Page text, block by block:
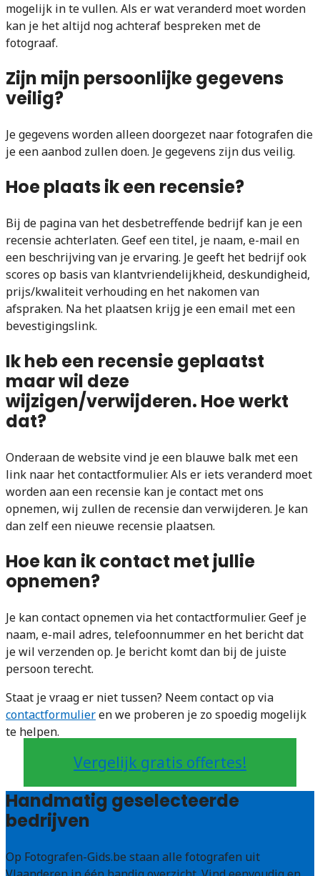
mogelijk in te vullen. Als er wat veranderd moet worden
kan je het altijd nog achteraf bespreken met de
fotograaf.
Zijn mijn persoonlijke gegevens
veilig?
Je gegevens worden alleen doorgezet naar fotografen die
je een aanbod zullen doen. Je gegevens zijn dus veilig.
Hoe plaats ik een recensie?
Bij de pagina van het desbetreffende bedrijf kan je een
recensie achterlaten. Geef een titel, je naam, e-mail en
een beschrijving van je ervaring. Je geeft het bedrijf ook
scores op basis van klantvriendelijkheid, deskundigheid,
prijs/kwaliteit verhouding en het nakomen van
afspraken. Na het plaatsen krijg je een email met een
bevestigingslink.
Ik heb een recensie geplaatst
maar wil deze
wijzigen/verwijderen. Hoe werkt
dat?
Onderaan de website vind je een blauwe balk met een
link naar het contactformulier. Als er iets veranderd moet
worden aan een recensie kan je contact met ons
opnemen, wij zullen de recensie dan verwijderen. Je kan
dan zelf een nieuwe recensie plaatsen.
Hoe kan ik contact met jullie
opnemen?
Je kan contact opnemen via het contactformulier. Geef je
naam, e-mail adres, telefoonnummer en het bericht dat
je wil verzenden op. Je bericht komt dan bij de juiste
persoon terecht.
Staat je vraag er niet tussen? Neem contact op via
contactformulieren we proberen je zo spoedig mogelijk
te helpen.
Vergelijk gratis offertes!
Handmatig geselecteerde
bedrijven
Op Fotografen-Gids.be staan alle fotografen uit